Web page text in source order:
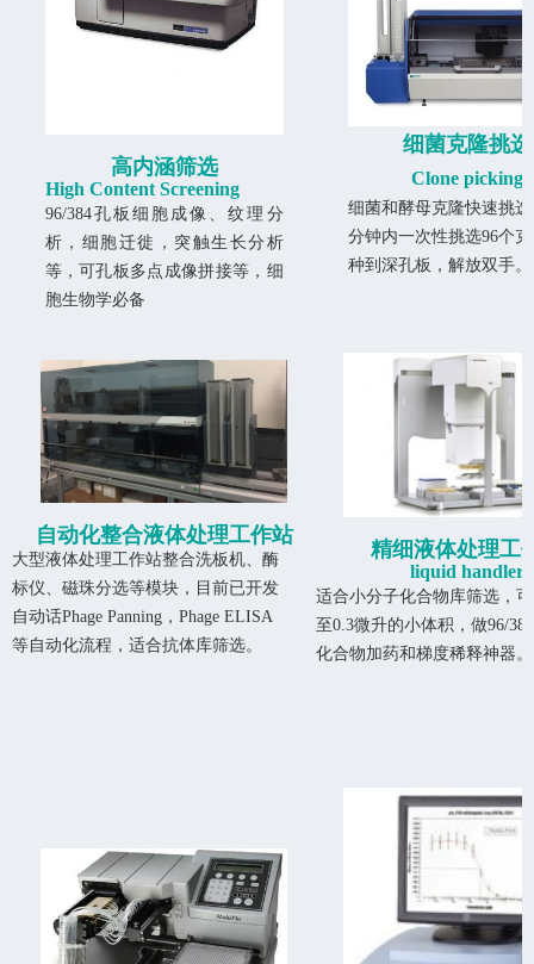
高内涵筛选
High Content Screening
96/384孔板细胞成像、纹理分
析，细胞迁徙，突触生长分析
等，可孔板多点成像拼接等，细
胞生物学必备
细菌克隆挑选
Clone picking
细菌和酵母克隆快速挑选
分钟内一次性挑选96个
种到深孔板，解放双手。
自动化整合液体处理工作站
大型液体处理工作站整合洗板机、酶
标仪、磁珠分选等模块，目前已开发
自动话Phage Panning，Phage ELISA
等自动化流程，适合抗体库筛选。
精细液体处理工
liquid handler
适合小分子化合物库筛选，
至0.3微升的小体积，做96/
化合物加药和梯度稀释神器。